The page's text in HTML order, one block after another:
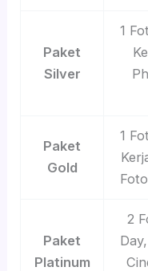
Paket
Silver
1
Paket
Gold
1
Paket
Platinum
2